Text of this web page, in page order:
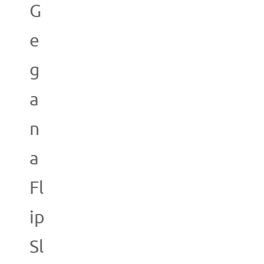
G
e
g
a
n
a
Fl
ip
Sl